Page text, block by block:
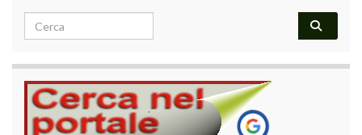
Search for: